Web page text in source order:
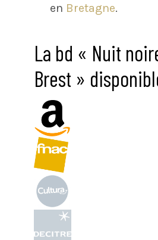
en Bretagne.
La bd « Nuit
Brest »